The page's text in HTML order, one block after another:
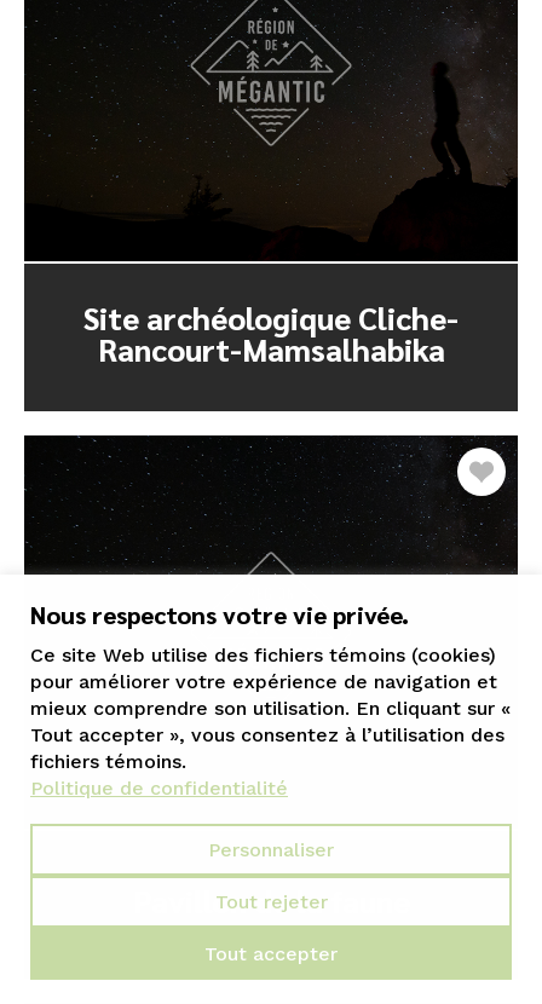
Site archéologique Cliche-
Rancourt-Mamsalhabika
Pavillon de la faune
Nous respectons votre vie privée.
Ce site Web utilise des fichiers témoins (cookies)
pour améliorer votre expérience de navigation et
mieux comprendre son utilisation. En cliquant sur «
Tout accepter », vous consentez à l’utilisation des
fichiers témoins.
Politique de confidentialité
Personnaliser
Tout rejeter
Tout accepter